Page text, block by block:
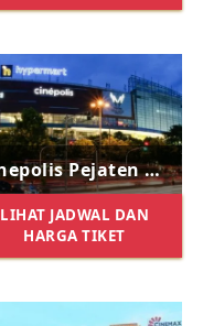
Cinepolis Pejaten Village
LIHAT JADWAL DAN
HARGA TIKET